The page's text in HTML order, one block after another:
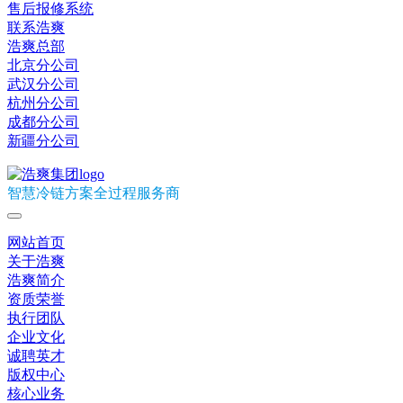
售后报修系统
联系浩爽
浩爽总部
北京分公司
武汉分公司
杭州分公司
成都分公司
新疆分公司
智慧冷链方案全过程服务商
网站首页
关于浩爽
浩爽简介
资质荣誉
执行团队
企业文化
诚聘英才
版权中心
核心业务